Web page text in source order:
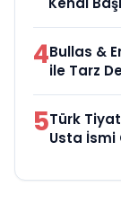
4Bullas &
ile Tarz
5Türk
Usta İsmi